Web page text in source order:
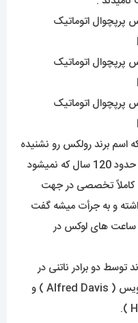
برند رولکس رو نشنیده
باشد. یک برند شناخته شده با قدمتی حدود 120 سال که نمیشود
کاملاً تخصصی در جهت
و به جرأت میشه گفت
ساعت های لوکس در
شهر لندن انجام شده. آقایان آلفرد دیویس ( Alfred Davis ) و
هردو برادر تحت عنوان